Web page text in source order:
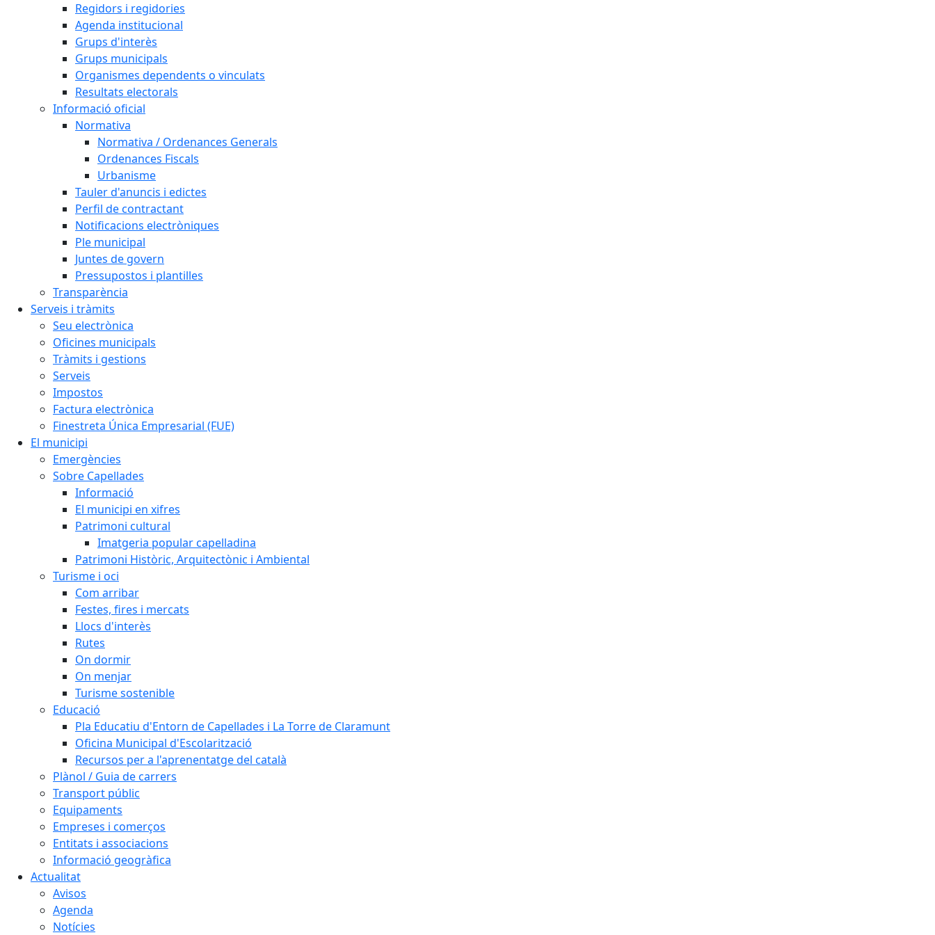
Regidors i regidories
Agenda institucional
Grups d'interès
Grups municipals
Organismes dependents o vinculats
Resultats electorals
Informació oficial
Normativa
Normativa / Ordenances Generals
Ordenances Fiscals
Urbanisme
Tauler d'anuncis i edictes
Perfil de contractant
Notificacions electròniques
Ple municipal
Juntes de govern
Pressupostos i plantilles
Transparència
Serveis i tràmits
Seu electrònica
Oficines municipals
Tràmits i gestions
Serveis
Impostos
Factura electrònica
Finestreta Única Empresarial (FUE)
El municipi
Emergències
Sobre Capellades
Informació
El municipi en xifres
Patrimoni cultural
Imatgeria popular capelladina
Patrimoni Històric, Arquitectònic i Ambiental
Turisme i oci
Com arribar
Festes, fires i mercats
Llocs d'interès
Rutes
On dormir
On menjar
Turisme sostenible
Educació
Pla Educatiu d'Entorn de Capellades i La Torre de Claramunt
Oficina Municipal d'Escolarització
Recursos per a l'aprenentatge del català
Plànol / Guia de carrers
Transport públic
Equipaments
Empreses i comerços
Entitats i associacions
Informació geogràfica
Actualitat
Avisos
Agenda
Notícies